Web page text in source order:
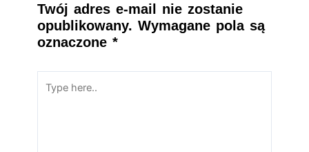
Twój adres e-mail nie zostanie
opublikowany. Wymagane pola są
oznaczone *
Type here..